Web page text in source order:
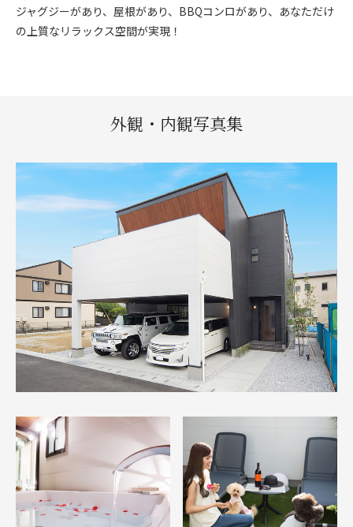
ジャグジーがあり、屋根があり、BBQコンロがあり、あなただけ
の上質なリラックス空間が実現！
外観・内観写真集